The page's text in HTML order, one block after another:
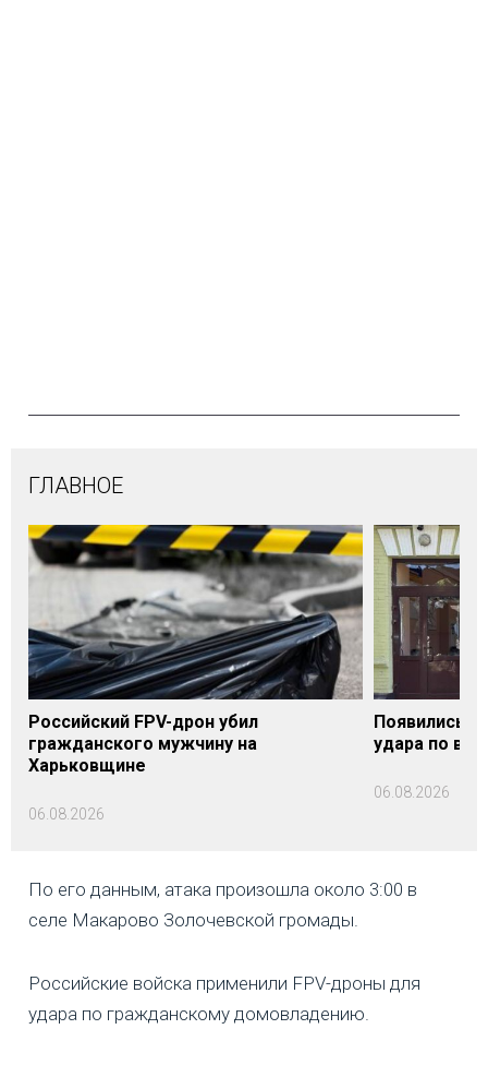
ГЛАВНОЕ
Российский FPV-дрон убил
гражданского мужчину на
Харьковщине
06.08.2026
Появились
удара по
06.08.2026
По его данным, атака произошла около 3:00 в
селе Макарово Золочевской громады.
Российские войска применили FPV-дроны для
удара по гражданскому домовладению.